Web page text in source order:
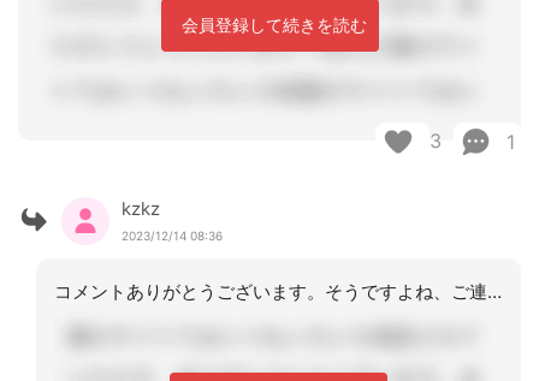
会員登録して続きを読む
3 1
kzkz
2023/12/14 08:36
コメントありがとうございます。そうですよね、ご連絡しておきます。ご助言ありがとう